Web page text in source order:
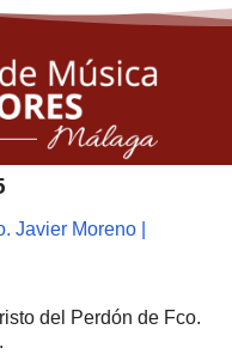
Javier Moreno |
del Perdón de Fco.